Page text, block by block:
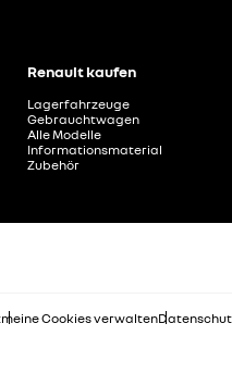
Renault kaufen
Lagerfahrzeuge
Gebrauchtwagen
Alle Modelle
Informationsmaterial
Zubehör
meine Cookies verwalten